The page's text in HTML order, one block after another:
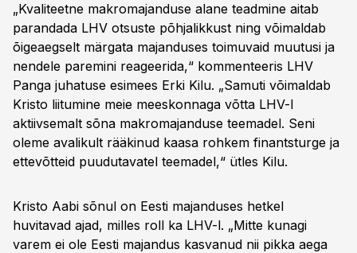
„Kvaliteetne makromajanduse alane teadmine aitab
parandada LHV otsuste põhjalikkust ning võimaldab
õigeaegselt märgata majanduses toimuvaid muutusi ja
nendele paremini reageerida,“ kommenteeris LHV
Panga juhatuse esimees Erki Kilu. „Samuti võimaldab
Kristo liitumine meie meeskonnaga võtta LHV-l
aktiivsemalt sõna makromajanduse teemadel. Seni
oleme avalikult rääkinud kaasa rohkem finantsturge ja
ettevõtteid puudutavatel teemadel,“ ütles Kilu.
Kristo Aabi sõnul on Eesti majanduses hetkel
huvitavad ajad, milles roll ka LHV-l. „Mitte kunagi
varem ei ole Eesti majandus kasvanud nii pikka aega